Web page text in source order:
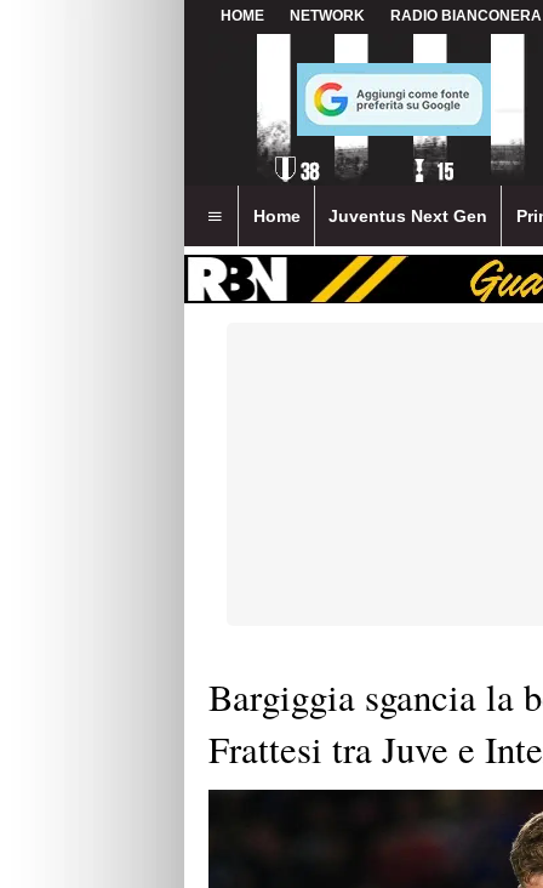
HOME NETWORK RADIO BIANCONERA
Home Juventus Next Gen
Bargiggia sgancia la
Frattesi tra Juve e